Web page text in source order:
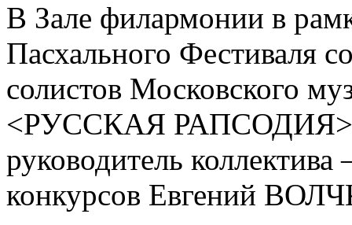
В Зале филармонии в
Пасхального Фестиваля
солистов Московского
<РУССКАЯ РАПСОДИЯ>
руководитель
конкурсов Евгений